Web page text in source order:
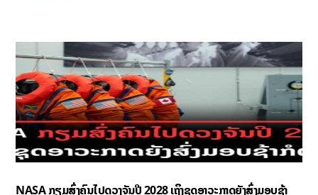
NASA ກຽມສົ່ງຄົນໄປດວງຈັນປີ 2028 ເຖິງຊຸດອາວະກາດຍັງສົ່ງມອບຊ້າ